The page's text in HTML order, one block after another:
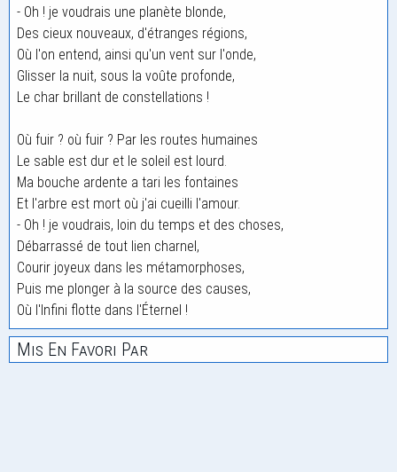
- Oh ! je voudrais une planète blonde,
Des cieux nouveaux, d'étranges régions,
Où l'on entend, ainsi qu'un vent sur l'onde,
Glisser la nuit, sous la voûte profonde,
Le char brillant de constellations !
Où fuir ? où fuir ? Par les routes humaines
Le sable est dur et le soleil est lourd.
Ma bouche ardente a tari les fontaines
Et l'arbre est mort où j'ai cueilli l'amour.
- Oh ! je voudrais, loin du temps et des choses,
Débarrassé de tout lien charnel,
Courir joyeux dans les métamorphoses,
Puis me plonger à la source des causes,
Où l'Infini flotte dans l'Éternel !
Mis En Favori Par